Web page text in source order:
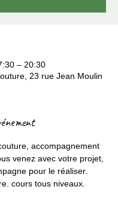
– 20:30
23 rue Jean Moulin
accompagnement
venez avec votre projet,
pour le réaliser.
cours tous niveaux.